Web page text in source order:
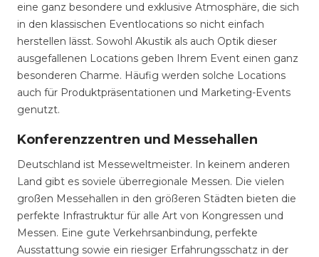
eine ganz besondere und exklusive Atmosphäre, die sich
in den klassischen Eventlocations so nicht einfach
herstellen lässt. Sowohl Akustik als auch Optik dieser
ausgefallenen Locations geben Ihrem Event einen ganz
besonderen Charme. Häufig werden solche Locations
auch für Produktpräsentationen und Marketing-Events
genutzt.
Konferenzzentren und Messehallen
Deutschland ist Messeweltmeister. In keinem anderen
Land gibt es soviele überregionale Messen. Die vielen
großen Messehallen in den größeren Städten bieten die
perfekte Infrastruktur für alle Art von Kongressen und
Messen. Eine gute Verkehrsanbindung, perfekte
Ausstattung sowie ein riesiger Erfahrungsschatz in der